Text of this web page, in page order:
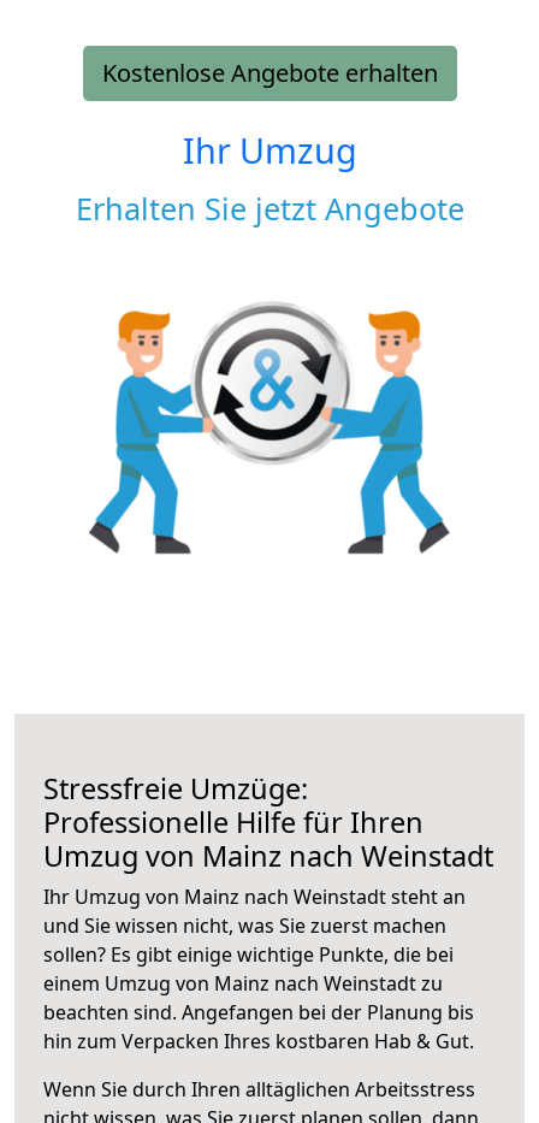
Kostenlose Angebote erhalten
Ihr Umzug
Erhalten Sie jetzt Angebote
Stressfreie Umzüge:
Professionelle Hilfe für Ihren
Umzug von Mainz nach Weinstadt
Ihr Umzug von Mainz nach Weinstadt steht an
und Sie wissen nicht, was Sie zuerst machen
sollen? Es gibt einige wichtige Punkte, die bei
einem Umzug von Mainz nach Weinstadt zu
beachten sind. Angefangen bei der Planung bis
hin zum Verpacken Ihres kostbaren Hab & Gut.
Wenn Sie durch Ihren alltäglichen Arbeitsstress